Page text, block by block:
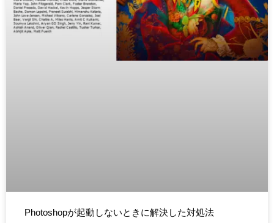
Photoshopが起動しないときに解決した対処法